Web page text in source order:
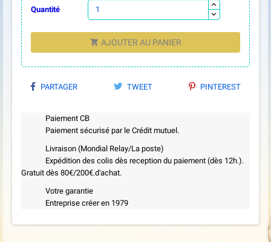
Quantité
 AJOUTER AU PANIER
PARTAGER TWEET PINTEREST
Paiement CB
Paiement sécurisé par le Crédit mutuel.
Livraison (Mondial Relay/La poste)
Expédition des colis dès reception du paiement (dès 12h.).
Gratuit dès 80€/200€.d'achat.
Votre garantie
Entreprise créer en 1979